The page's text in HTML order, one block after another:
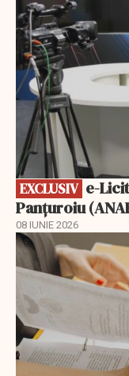
EXCLUSIV
Panțuroiu
08 IUNIE 2026